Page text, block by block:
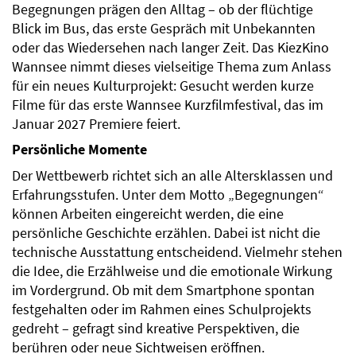
Begegnungen prägen den Alltag – ob der flüchtige
Blick im Bus, das erste Gespräch mit Unbekannten
oder das Wiedersehen nach langer Zeit. Das KiezKino
Wannsee nimmt dieses vielseitige Thema zum Anlass
für ein neues Kulturprojekt: Gesucht werden kurze
Filme für das erste Wannsee Kurzfilmfestival, das im
Januar 2027 Premiere feiert.
Persönliche Momente
Der Wettbewerb richtet sich an alle Altersklassen und
Erfahrungsstufen. Unter dem Motto „Begegnungen“
können Arbeiten eingereicht werden, die eine
persönliche Geschichte erzählen. Dabei ist nicht die
technische Ausstattung entscheidend. Vielmehr stehen
die Idee, die Erzählweise und die emotionale Wirkung
im Vordergrund. Ob mit dem Smartphone spontan
festgehalten oder im Rahmen eines Schulprojekts
gedreht – gefragt sind kreative Perspektiven, die
berühren oder neue Sichtweisen eröffnen.